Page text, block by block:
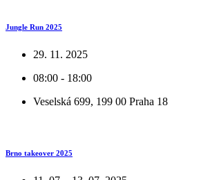
Jungle Run 2025
29. 11. 2025
08:00 - 18:00
Veselská 699, 199 00 Praha 18
Brno takeover 2025